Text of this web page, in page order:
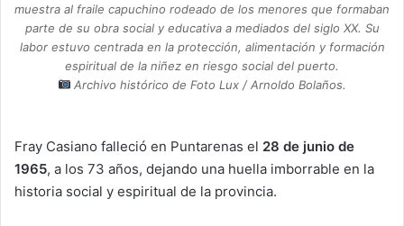
muestra al fraile capuchino rodeado de los menores que formaban
parte de su obra social y educativa a mediados del siglo XX. Su
labor estuvo centrada en la protección, alimentación y formación
espiritual de la niñez en riesgo social del puerto.
Archivo histórico de Foto Lux / Arnoldo Bolaños.
Fray Casiano falleció en Puntarenas el 28 de junio de
1965, a los 73 años, dejando una huella imborrable en la
historia social y espiritual de la provincia.